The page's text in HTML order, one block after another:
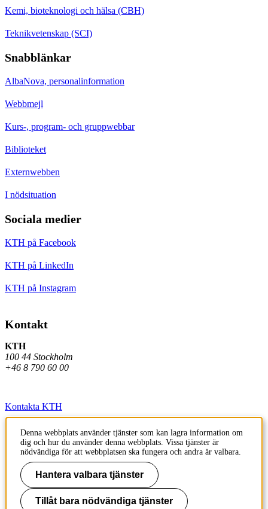
Kemi, bioteknologi och hälsa (CBH)
Teknikvetenskap (SCI)
Snabblänkar
AlbaNova, personalinformation
Webbmejl
Kurs-, program- och gruppwebbar
Biblioteket
Externwebben
I nödsituation
Sociala medier
KTH på Facebook
KTH på LinkedIn
KTH på Instagram
Kontakt
KTH
100 44 Stockholm
+46 8 790 60 00
Kontakta KTH
Jobba på KTH
Press och media
Faktura och betalning KTH
Om KTH:s webbplatser
Denna webbplats använder tjänster som kan lagra information om
dig och hur du använder denna webbplats. Vissa tjänster är
nödvändiga för att webbplatsen ska fungera och andra är valbara.
Hantera valbara tjänster
Tillåt bara nödvändiga tjänster